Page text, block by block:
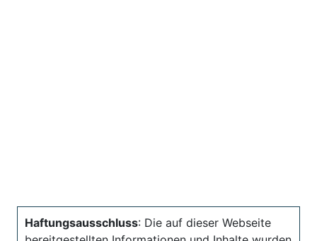
Haftungsausschluss: Die auf dieser Webseite